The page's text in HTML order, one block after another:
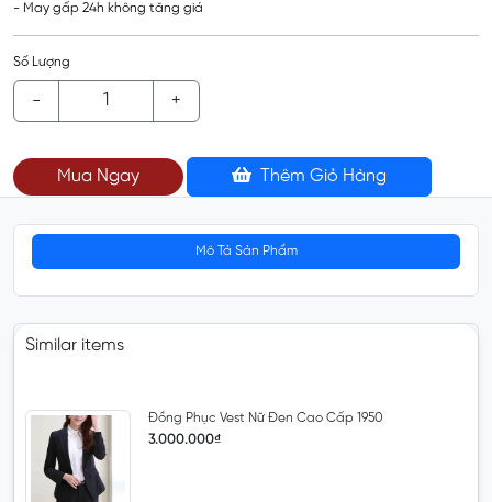
- May gấp 24h không tăng giá
Số Lượng
- +
Mua Ngay Thêm Giỏ Hàng
Mô Tả Sản Phẩm
Similar items
Đồng Phục Vest Nữ Đen Cao Cấp 1950
3.000.000₫